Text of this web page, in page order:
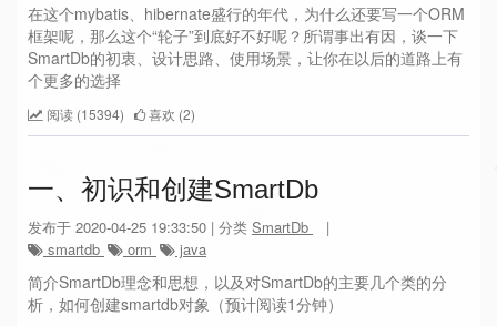
在这个mybatis、hibernate盛行的年代，为什么还要写一个ORM
框架呢，那么这个“轮子”到底好不好呢？所谓事出有因，谈一下
SmartDb的初衷、设计思路、使用场景，让你在以后的道路上有
个更多的选择
阅读 (15394) 喜欢 (2)
一、初识和创建SmartDb
发布于 2020-04-25 19:33:50 | 分类 SmartDb
|
smartdb
orm java
简介SmartDb理念和思想，以及对SmartDb的主要几个类的分
析，如何创建smartdb对象（预计阅读1分钟）